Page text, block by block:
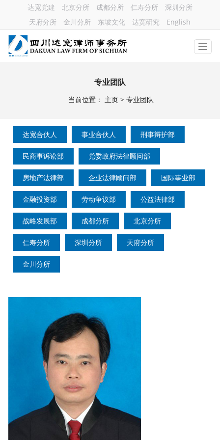
达宽党建 北京分所 成都分所 仁寿分所
深圳分所
天府分所
金川分所 东坡文化 达宽研究 English
专业团队
当前位置： 主页> 专业团队
达宽合伙人 事业合伙人 刑事辩护部
民商事诉讼部 党委政府法律顾问部
房地产法律部 企业法律顾问部 国际事业部
金融投资部 劳动争议部 公益法律部
战略发展部 成都分所 北京分所
仁寿分所 深圳分所 天府分所
金川分所